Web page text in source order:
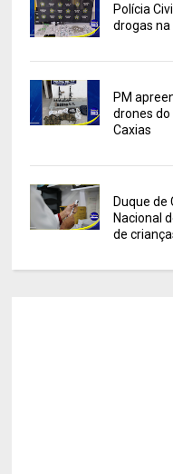
Polícia
drogas na
PM
drones do
Caxias
Duque de
Nacional
de